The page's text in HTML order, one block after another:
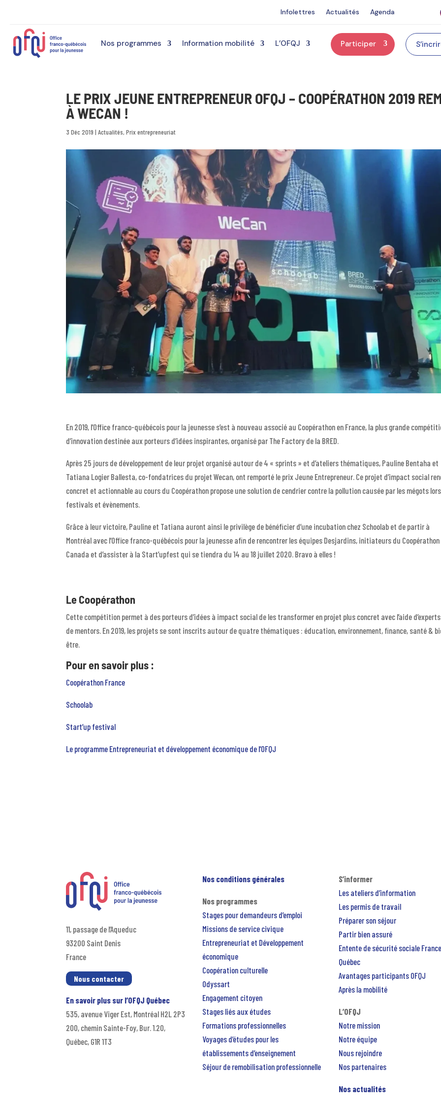
Infolettres Actualités Agenda
Nos programmes Information mobilité L’OFQJ Participer
LE PRIX JEUNE ENTREPRENEUR OFQJ – COOPÉRATHON 2019
À WECAN !
3 Déc 2019 |Actualités,Prix entrepreneuriat
En 2019, l’Office franco-québécois pour la jeunesse s’est à nouveau associé au Coopérathon en France, la plus grande
d’innovation destinée aux porteurs d’idées inspirantes, organisé par The Factory de la BRED.
Après 25 jours de développement de leur projet organisé autour de 4 « sprints » et d’ateliers thématiques, Pauline Bentaha et
Tatiana Logier Ballesta, co-fondatrices du projet Wecan, ont remporté le prix Jeune Entrepreneur. Ce projet d’impact social
concret et actionnable au cours du Coopérathon propose une solution de cendrier contre la pollution causée par les mégots
festivals et évènements.
Grâce à leur victoire, Pauline et Tatiana auront ainsi le privilège de bénéficier d’une incubation chez Schoolab et de partir à
Montréal avec l’Office franco-québécois pour la jeunesse afin de rencontrer les équipes Desjardins, initiateurs du Coopérathon
Canada et d’assister à la Start’upfest qui se tiendra du 14 au 18 juillet 2020. Bravo à elles !
Le Coopérathon
Cette compétition permet à des porteurs d’idées à impact social de les transformer en projet plus concret avec l’aide
de mentors. En 2019, les projets se sont inscrits autour de quatre thématiques : éducation, environnement, finance, santé &
être.
Pour en savoir plus :
Coopérathon France
Schoolab
Start’up festival
Le programme Entrepreneuriat et développement économique de l’OFQJ
11, passage de l’Aqueduc
93200 Saint Denis
France
Nous contacter
En savoir plus sur l’OFQJ Québec
535, avenue Viger Est, Montréal H2L 2P3
200, chemin Sainte-Foy, Bur. 1.20,
Québec, G1R 1T3
Nos conditions générales
Nos programmes
Stages pour demandeurs d’emploi
Missions de service civique
Entrepreneuriat et Développement
économique
Coopération culturelle
Odyssart
Engagement citoyen
Stages liés aux études
Formations professionnelles
Voyages d’études pour les
établissements d’enseignement
Séjour de remobilisation professionnelle
S’informer
Les ateliers d’information
Les permis de travail
Préparer son séjour
Partir bien assuré
Entente de sécurité sociale France
Québec
Avantages participants OFQJ
Après la mobilité
L’OFQJ
Notre mission
Notre équipe
Nous rejoindre
Nos partenaires
Nos actualités